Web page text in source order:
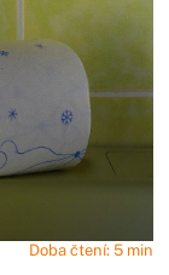
Doba čtení: 5 min